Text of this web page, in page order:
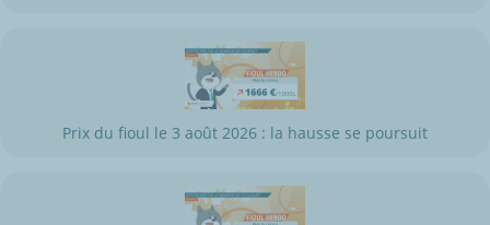
Prix du fioul le 3 août 2026 : la hausse se poursuit